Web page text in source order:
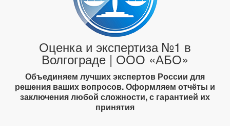
Оценка и экспертиза №1 в
Волгограде | ООО «АБО»
Объединяем лучших экспертов России для
решения ваших вопросов. Оформляем отчёты и
заключения любой сложности, с гарантией их
принятия